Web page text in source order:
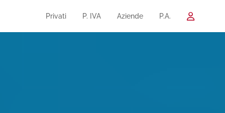
Privati P. IVA Aziende P.A.